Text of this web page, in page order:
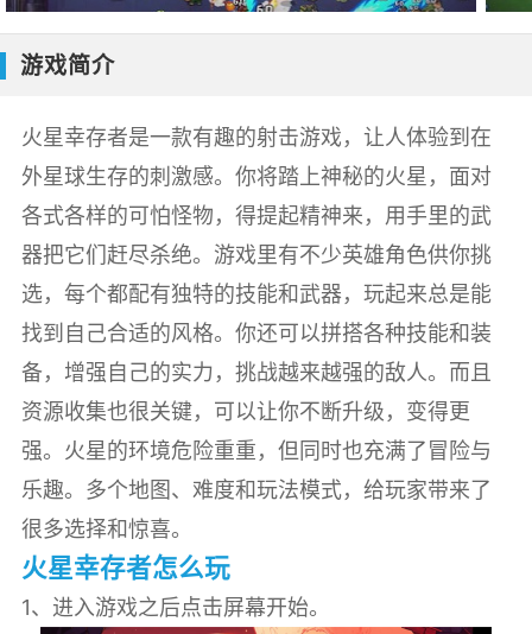
游戏简介
火星幸存者是一款有趣的射击游戏，让人体验到在
外星球生存的刺激感。你将踏上神秘的火星，面对
各式各样的可怕怪物，得提起精神来，用手里的武
器把它们赶尽杀绝。游戏里有不少英雄角色供你挑
选，每个都配有独特的技能和武器，玩起来总是能
找到自己合适的风格。你还可以拼搭各种技能和装
备，增强自己的实力，挑战越来越强的敌人。而且
资源收集也很关键，可以让你不断升级，变得更
强。火星的环境危险重重，但同时也充满了冒险与
乐趣。多个地图、难度和玩法模式，给玩家带来了
很多选择和惊喜。
火星幸存者怎么玩
1、进入游戏之后点击屏幕开始。